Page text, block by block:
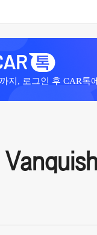
지, 로그인 후 CAR톡